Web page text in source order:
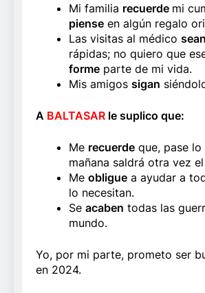
Mi familia recuerde mi
piense en algún regalo
Las visitas al médico sean
rápidas; no quiero que
forme parte de mi vida.
Mis amigos sigan
A BALTASAR le suplico que:
Me recuerde que, pase lo
mañana saldrá otra vez
Me obligue a ayudar a
lo necesitan.
Se acaben todas las
mundo.
Yo, por mi parte, prometo ser
en 2024.